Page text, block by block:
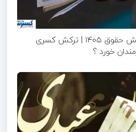
پیش بینی میزان افزایش حقوق ۱۴۰۵ | ترکش کسری
خورد ؟